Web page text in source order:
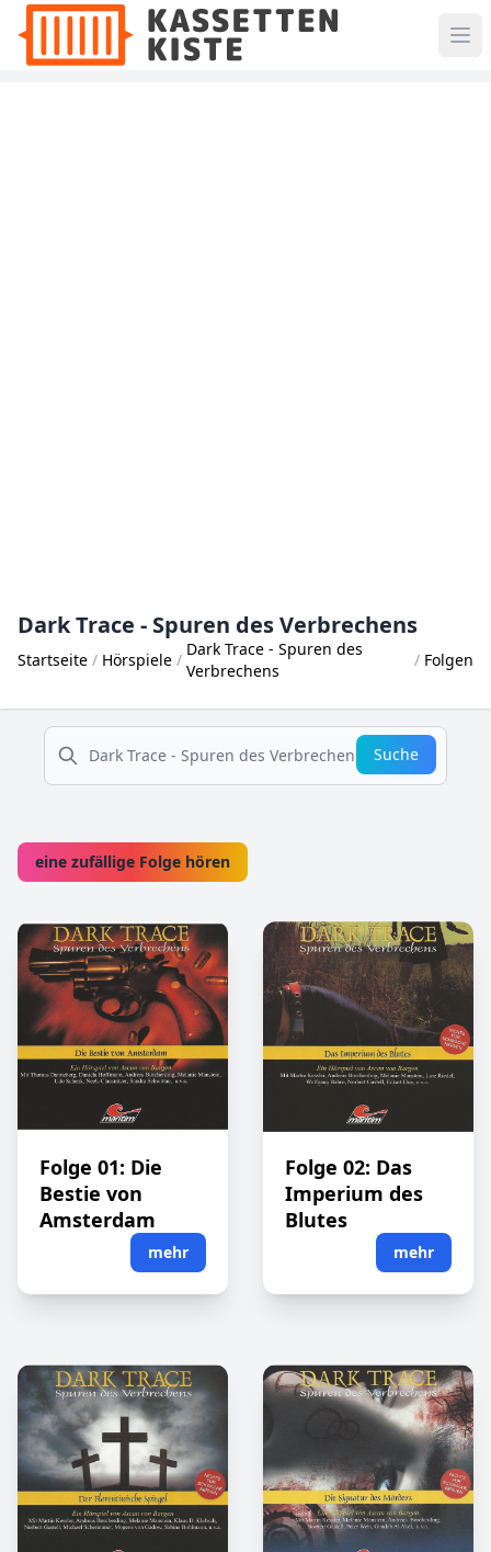
Dark Trace - Spuren des Verbrechens
Startseite Hörspiele
Dark Trace - Spuren des
Verbrechens
Folgen
suche
Suche
eine zufällige Folge hören
Folge 01: Die
Bestie von
Amsterdam
mehr
Folge 02: Das
Imperium des
Blutes
mehr